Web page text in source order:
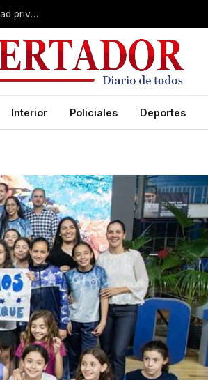
El Senado avanza con una versión recortada del proyecto propiedad privada: desalojo exprés, plazos y menos capítulos
Interior Policiales Deportes